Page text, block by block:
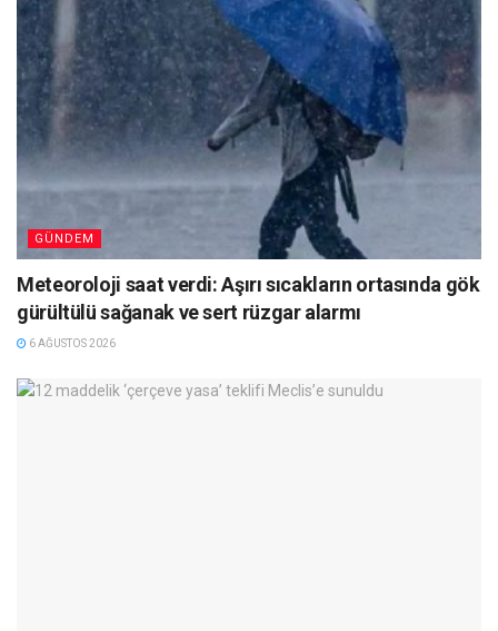
GÜNDEM
Meteoroloji saat verdi: Aşırı sıcakların ortasında gök
gürültülü sağanak ve sert rüzgar alarmı
6 AĞUSTOS 2026